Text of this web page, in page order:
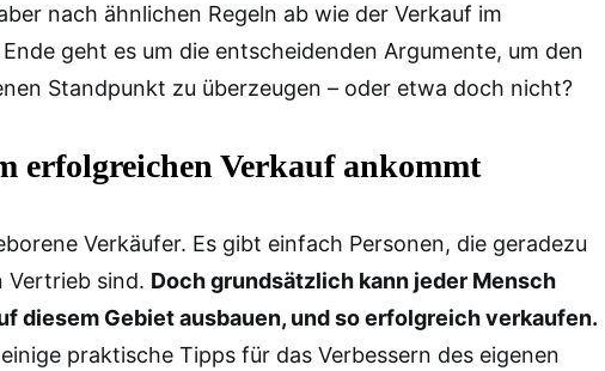
nach ähnlichen Regeln ab wie der Verkauf im
geht es um die entscheidenden Argumente, um den
Standpunkt zu überzeugen – oder etwa doch nicht?
erfolgreichen Verkauf ankommt
Verkäufer. Es gibt einfach Personen, die geradezu
Vertrieb sind. Doch grundsätzlich kann jeder Mensch
diesem Gebiet ausbauen, und so erfolgreich verkaufen.
praktische Tipps für das Verbessern des eigenen